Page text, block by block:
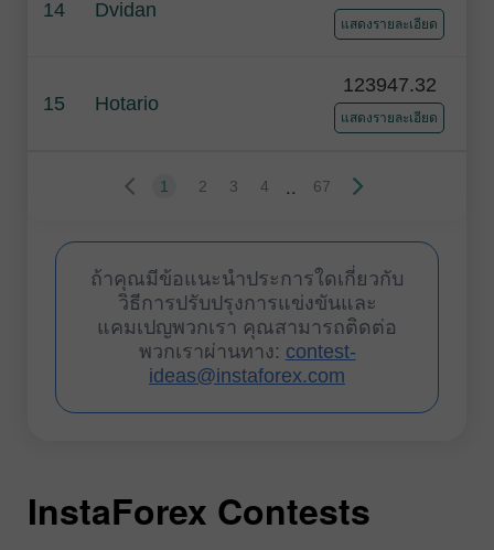
14 Dvidan
แสดงรายละเอียด
15 Hotario
123947.32
แสดงรายละเอียด
1 2 3 4 .. 67
ถ้าคุณมีข้อแนะนำประการใดเกี่ยวกับ
วิธีการปรับปรุงการแข่งขันและ
แคมเปญพวกเรา คุณสามารถติดต่อ
พวกเราผ่านทาง: contest-
ideas@instaforex.com
InstaForex Contests